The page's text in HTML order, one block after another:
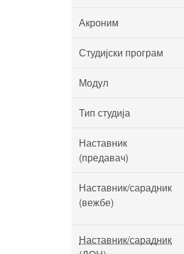
Акроним
Студијски програм
Модул
Тип студија
Наставник
(предавач)
Наставник/сарадник
(вежбе)
Наставник/сарадник